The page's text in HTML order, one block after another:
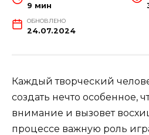
9 мин
ОБНОВЛЕНО
24.07.2024
Каждый творческий
создать нечто особенное,
внимание и вызовет
процессе важную роль